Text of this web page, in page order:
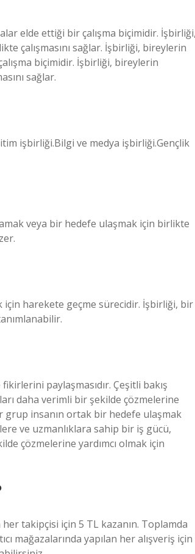
elde ettiği bir çalışma biçimidir.
çalışmasını sağlar. İşbirliği, bireylerin
biçimidir. İşbirliği, bireylerin
sağlar.
işbirliği.Bilgi ve medya işbirliği.Gençlik
veya bir hedefe ulaşmak için birlikte
harekete geçme sürecidir. İşbirliği, bir
paylaşmasıdır. Çeşitli bakış
daha verimli bir şekilde çözmelerine
grup insanın ortak bir hedefe ulaşmak
ve uzmanlıklara sahip bir iş gücü,
çözmelerine yardımcı olmak için
her takipçisi için 5 TL kazanın. Toplamda
mağazalarında yapılan her alışveriş için